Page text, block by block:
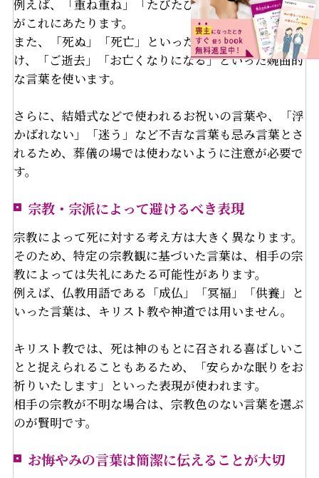
例えば、「重ね重ね」「たびたび」「ますます」など
がこれにあたります。
また、「死ぬ」「死亡」といった直接的な表現も避
け、「ご逝去」「お亡くなりになる」といった婉曲的
な言葉を使います。
さらに、結婚式などで使われるお祝いの言葉や、「浮
かばれない」「迷う」など不吉な言葉も忌み言葉とさ
れるため、葬儀の場では使わないように注意が必要で
す。
宗教・宗派によって避けるべき表現
宗教によって死に対する考え方は大きく異なります。
そのため、特定の宗教観に基づいた言葉は、相手の宗
教によっては失礼にあたる可能性があります。
例えば、仏教用語である「成仏」「冥福」「供養」と
いった言葉は、キリスト教や神道では用いません。
キリスト教では、死は神のもとに召される喜ばしいこ
とと捉えられることもあるため、「安らかな眠りをお
祈りいたします」といった表現が使われます。
相手の宗教が不明な場合は、宗教色のない言葉を選ぶ
のが賢明です。
お悔やみの言葉は簡潔に伝えることが大切